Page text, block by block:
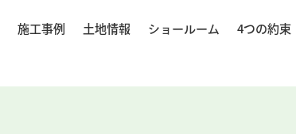
施工事例 土地情報 ショールーム 4つの約束